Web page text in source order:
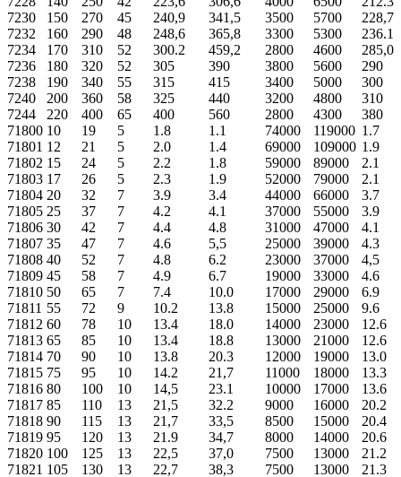
7230
150 270 45 240,9 341,5 3500 5700
228,7
7232
160 290 48 248,6 365,8 3300 5300
236.1
7234
170 310 52 300.2 459,2 2800 4600
285,0
7236
180 320 52 305 390 3800 5600
290
7238
190 340 55 315 415 3400 5000
300
7240
200 360 58 325 440 3200 4800
310
7244
220 400 65 400 560 2800 4300
380
71800 10 19 5 1.8 1.1 74000 119000 1.7
71801 12 21 5 2.0 1.4 69000 109000 1.9
71802 15 24 5 2.2 1.8 59000 89000
2.1
71803 17 26 5 2.3 1.9 52000 79000
2.1
71804 20 32 7 3.9 3.4 44000 66000
3.7
71805 25 37 7 4.2 4.1 37000 55000
3.9
71806 30 42 7 4.4 4.8 31000 47000
4.1
71807 35 47 7 4.6 5,5 25000 39000
4.3
71808 40 52 7 4.8 6.2 23000 37000
4,5
71809 45 58 7 4.9 6.7 19000 33000
4.6
71810 50 65 7 7.4 10.0 17000 29000
6.9
71811 55 72 9 10.2 13.8 15000 25000
9.6
71812 60 78 10 13.4 18.0 14000 23000
12.6
71813 65 85 10 13.4 18.8 13000 21000
12.6
71814 70 90 10 13.8 20.3 12000 19000
13.0
71815 75 95 10 14.2 21,7 11000 18000
13.3
71816 80 100 10 14,5 23.1 10000 17000
13.6
71817 85 110 13 21,5 32.2 9000 16000
20.2
71818 90 115 13 21,7 33,5 8500 15000
20.4
71819 95 120 13 21.9 34,7 8000 14000
20.6
71820 100 125 13 22,5 37,0 7500 13000
21.2
71821 105 130 13 22,7 38,3 7500 13000
21.3